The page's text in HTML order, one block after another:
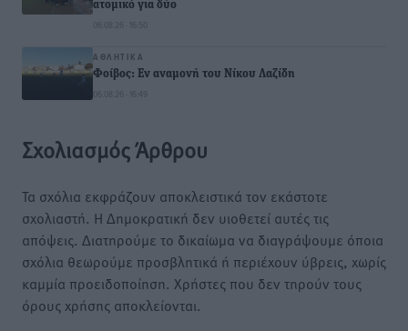
ατομικό για δύο
06.08.26 · 16:50
ΑΘΛΗΤΙΚΆ
Φοίβος: Εν αναμονή του Νίκου Λαζίδη
06.08.26 · 16:49
Σχολιασμός Άρθρου
Τα σχόλια εκφράζουν αποκλειστικά τον εκάστοτε
σχολιαστή. Η Δημοκρατική δεν υιοθετεί αυτές τις
απόψεις. Διατηρούμε το δικαίωμα να διαγράψουμε όποια
σχόλια θεωρούμε προσβλητικά ή περιέχουν ύβρεις, χωρίς
καμμία προειδοποίηση. Χρήστες που δεν τηρούν τους
όρους χρήσης αποκλείονται.